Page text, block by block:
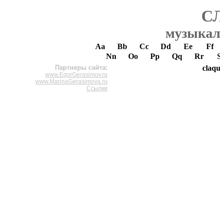
Aa Bb Cc Dd Ee
Ff
Nn
Oo Pp Qq Rr
Партнеры сайта:
www.EgorGerasimov.ru
www.MarinaGerasimova.ru
Ссылки